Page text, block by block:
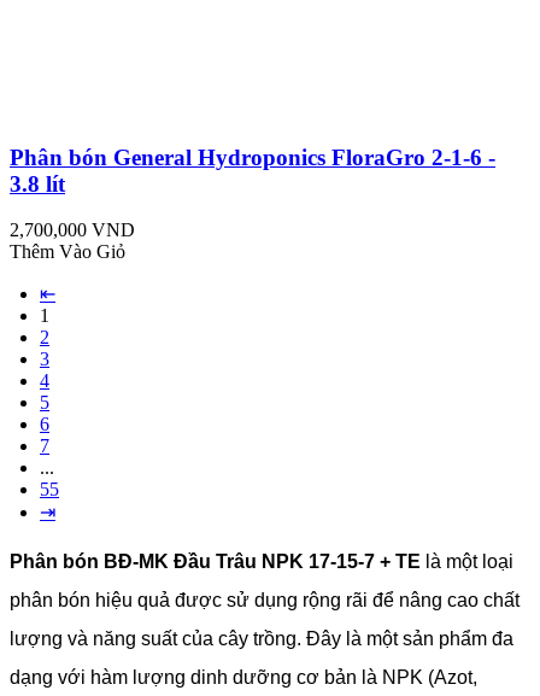
Phân bón General Hydroponics FloraGro 2-1-6 -
3.8 lít
2,700,000 VND
Thêm Vào Giỏ
⇤
1
2
3
4
5
6
7
...
55
⇥
Phân bón BĐ-MK Đầu Trâu NPK 17-15-7 + TE là một loại
phân bón hiệu quả được sử dụng rộng rãi để nâng cao chất
lượng và năng suất của cây trồng. Đây là một sản phẩm đa
dạng với hàm lượng dinh dưỡng cơ bản là NPK (Azot,